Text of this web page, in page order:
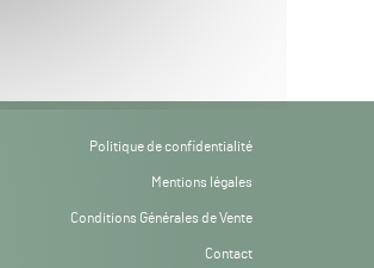
Politique de confidentialité
Mentions légales
Conditions Générales de Vente
Contact